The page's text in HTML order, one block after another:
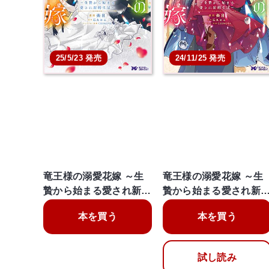
25/5/23 発売
竜王様の溺愛花嫁 ～生
贄から始まる愛され新…
本を買う
24/11/25 発売
竜王様の溺愛花嫁 ～生
贄から始まる愛され新
本を買う
試し読み